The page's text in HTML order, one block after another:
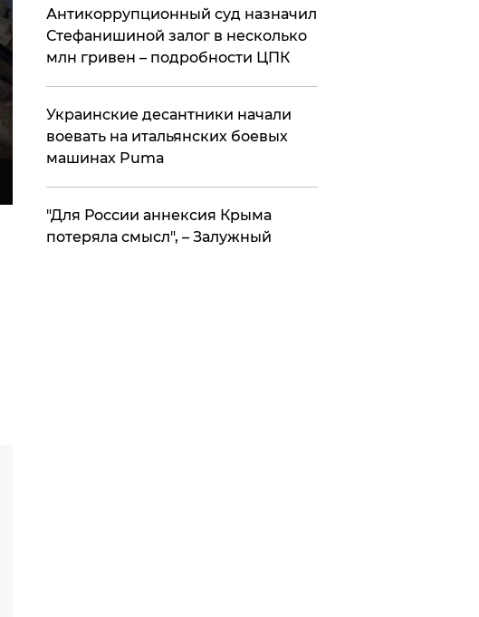
Антикоррупционный суд назначил
Стефанишиной залог в несколько
млн гривен – подробности ЦПК
Украинские десантники начали
воевать на итальянских боевых
машинах Puma
"Для России аннексия Крыма
потеряла смысл", – Залужный